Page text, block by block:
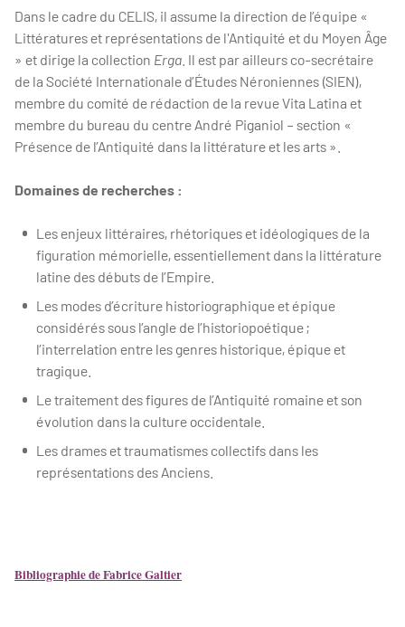
Dans le cadre du CELIS, il assume la direction de l’équipe «
Littératures et représentations de l'Antiquité et du Moyen Âge
» et dirige la collection Erga . Il est par ailleurs co-secrétaire
de la Société Internationale d’Études Néroniennes (SIEN),
membre du comité de rédaction de la revue Vita Latina et
membre du bureau du centre André Piganiol – section «
Présence de l’Antiquité dans la littérature et les arts ».
Domaines de recherches :
Les enjeux littéraires, rhétoriques et idéologiques de la
figuration mémorielle, essentiellement dans la littérature
latine des débuts de l’Empire.
Les modes d’écriture historiographique et épique
considérés sous l’angle de l’historiopoétique ;
l’interrelation entre les genres historique, épique et
tragique.
Le traitement des figures de l’Antiquité romaine et son
évolution dans la culture occidentale.
Les drames et traumatismes collectifs dans les
représentations des Anciens.
Bibliographie de Fabrice Galtier